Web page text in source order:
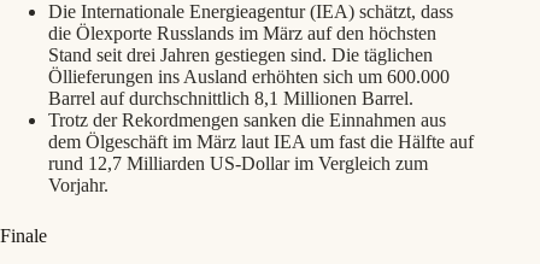
Die Internationale Energieagentur (IEA) schätzt, dass
die Ölexporte Russlands im März auf den höchsten
Stand seit drei Jahren gestiegen sind. Die täglichen
Öllieferungen ins Ausland erhöhten sich um 600.000
Barrel auf durchschnittlich 8,1 Millionen Barrel.
Trotz der Rekordmengen sanken die Einnahmen aus
dem Ölgeschäft im März laut IEA um fast die Hälfte auf
rund 12,7 Milliarden US-Dollar im Vergleich zum
Vorjahr.
Finale